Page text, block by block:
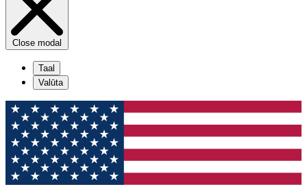
Close modal
Taal
Valūta